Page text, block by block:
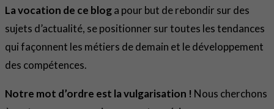
La vocation de ce bloga pour but de rebondir sur des
sujets d’actualité, se positionner sur toutes les tendances
qui façonnent les métiers de demain et le développement
des compétences.
Notre mot d’ordre est la vulgarisation ! Nous cherchons